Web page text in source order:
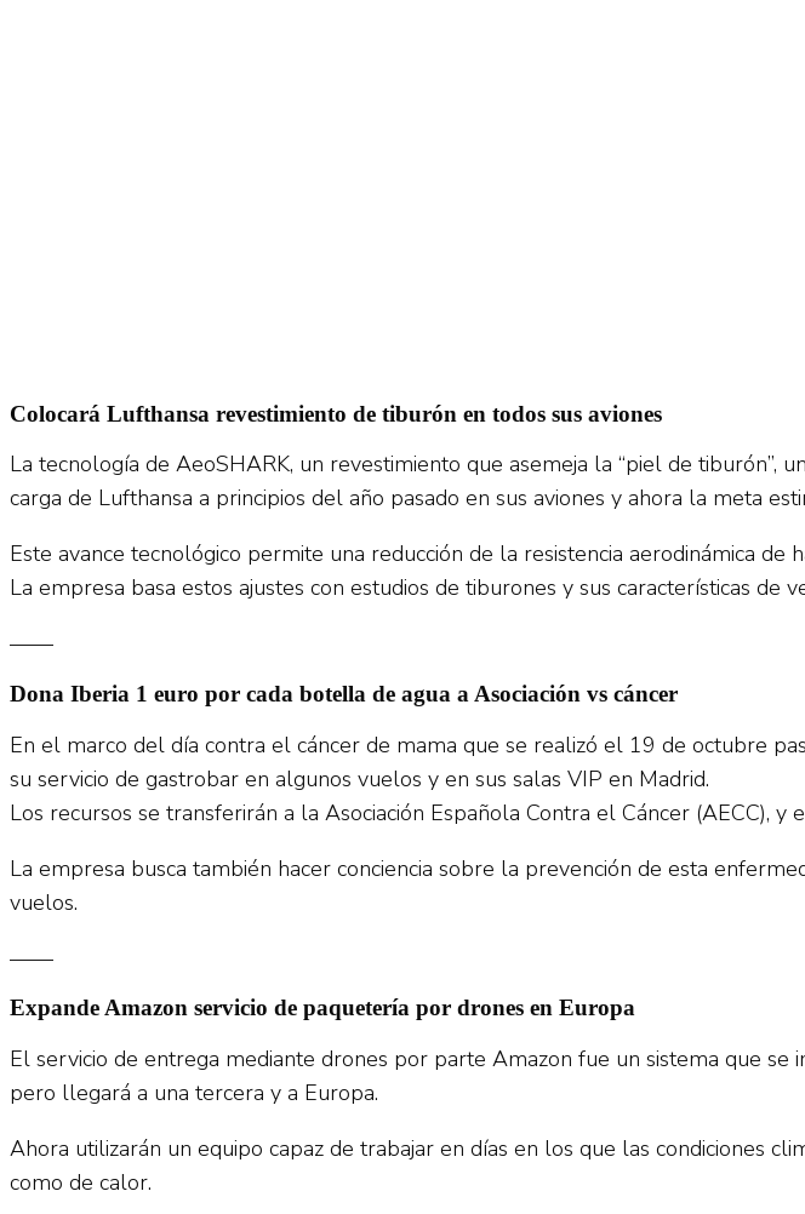
Colocará Lufthansa revestimiento de tiburón en todos sus aviones
La tecnología de AeoSHARK, un revestimiento que asemeja la “piel de
carga de Lufthansa a principios del año pasado en sus aviones y ahora la meta
Este avance tecnológico permite una reducción de la resistencia aerodinámica de
La empresa basa estos ajustes con estudios de tiburones y sus características
——
Dona Iberia 1 euro por cada botella de agua a Asociación vs cáncer
En el marco del día contra el cáncer de mama que se realizó el 19 de octubre
su servicio de gastrobar en algunos vuelos y en sus salas VIP en Madrid.
Los recursos se transferirán a la Asociación Española Contra el Cáncer (AECC),
La empresa busca también hacer conciencia sobre la prevención de esta
vuelos.
——
Expande Amazon servicio de paquetería por drones en Europa
El servicio de entrega mediante drones por parte Amazon fue un sistema que
pero llegará a una tercera y a Europa.
Ahora utilizarán un equipo capaz de trabajar en días en los que las condiciones
como de calor.